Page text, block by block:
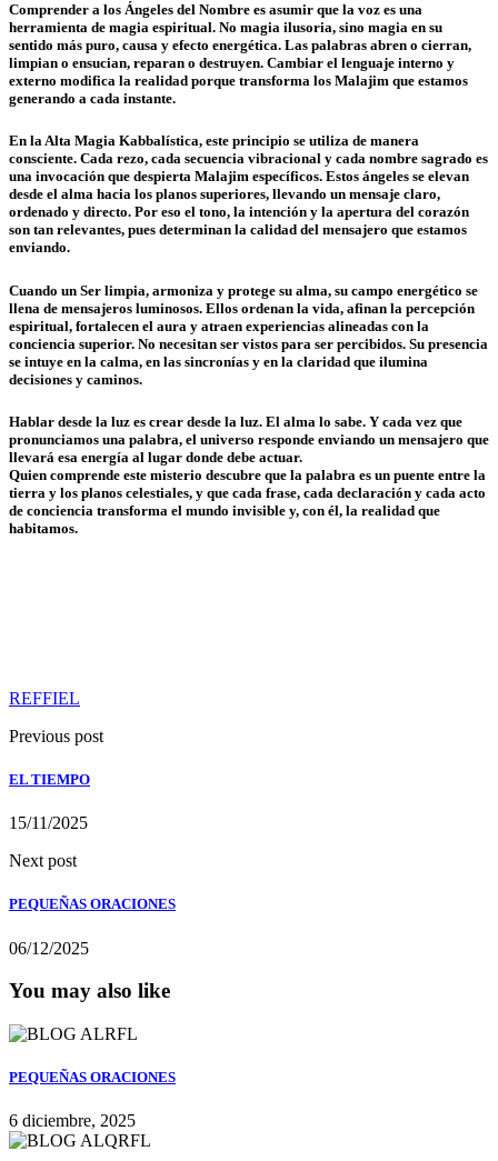
Comprender a los Ángeles del Nombre es asumir que la voz es una
herramienta de magia espiritual. No magia ilusoria, sino magia en su
sentido más puro, causa y efecto energética. Las palabras abren o cierran,
limpian o ensucian, reparan o destruyen. Cambiar el lenguaje interno y
externo modifica la realidad porque transforma los Malajim que estamos
generando a cada instante.
En la Alta Magia Kabbalística, este principio se utiliza de manera
consciente. Cada rezo, cada secuencia vibracional y cada nombre sagrado es
una invocación que despierta Malajim específicos. Estos ángeles se elevan
desde el alma hacia los planos superiores, llevando un mensaje claro,
ordenado y directo. Por eso el tono, la intención y la apertura del corazón
son tan relevantes, pues determinan la calidad del mensajero que estamos
enviando.
Cuando un Ser limpia, armoniza y protege su alma, su campo energético se
llena de mensajeros luminosos. Ellos ordenan la vida, afinan la percepción
espiritual, fortalecen el aura y atraen experiencias alineadas con la
conciencia superior. No necesitan ser vistos para ser percibidos. Su presencia
se intuye en la calma, en las sincronías y en la claridad que ilumina
decisiones y caminos.
Hablar desde la luz es crear desde la luz. El alma lo sabe. Y cada vez que
pronunciamos una palabra, el universo responde enviando un mensajero que
llevará esa energía al lugar donde debe actuar.
Quien comprende este misterio descubre que la palabra es un puente entre la
tierra y los planos celestiales, y que cada frase, cada declaración y cada acto
de conciencia transforma el mundo invisible y, con él, la realidad que
habitamos.
REFFIEL
Previous post
EL TIEMPO
15/11/2025
Next post
PEQUEÑAS ORACIONES
06/12/2025
You may also like
PEQUEÑAS ORACIONES
6 diciembre, 2025